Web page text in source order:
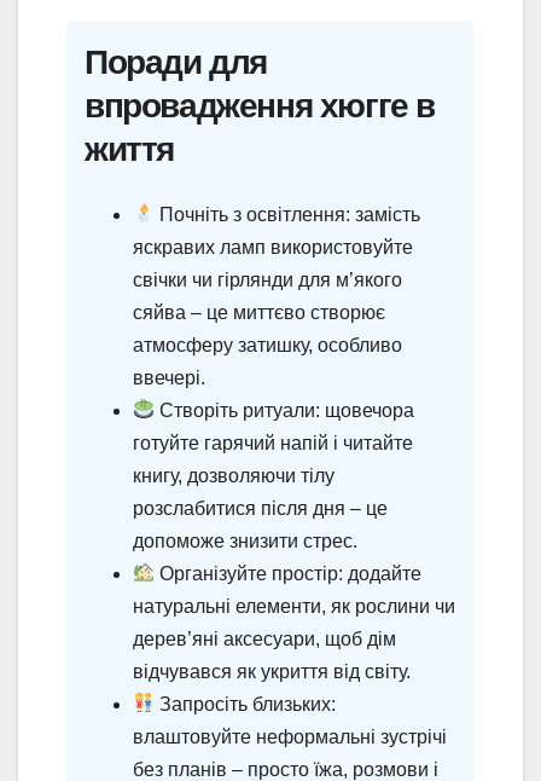
Поради для
впровадження хюгге в
життя
Почніть з освітлення: замість
яскравих ламп використовуйте
свічки чи гірлянди для м’якого
сяйва – це миттєво створює
атмосферу затишку, особливо
ввечері.
Створіть ритуали: щовечора
готуйте гарячий напій і читайте
книгу, дозволяючи тілу
розслабитися після дня – це
допоможе знизити стрес.
Організуйте простір: додайте
натуральні елементи, як рослини чи
дерев’яні аксесуари, щоб дім
відчувався як укриття від світу.
Запросіть близьких:
влаштовуйте неформальні зустрічі
без планів – просто їжа, розмови і